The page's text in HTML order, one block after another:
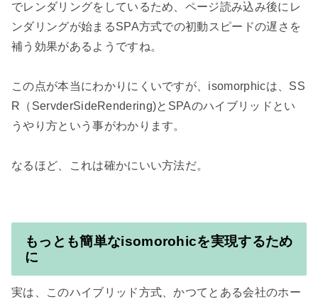
でレンダリングをしているため、ページ読み込み後にレ
ンダリングが始まるSPA方式での初動スピードの遅さを
補う効果があるようですね。
この点が本当にわかりにくいですが、isomorphicは、SS
R（ServderSideRendering)とSPAのハイブリッドとい
うやり方という事がわかります。
なるほど、これは確かにいい方法だ。
もっとも簡単なisomorohicを実現するため
に
実は、このハイブリッド方式、かつてとある会社のホー